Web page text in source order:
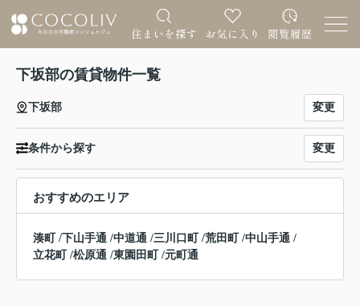
下坂部の賃貸物件一覧
下坂部 変更
条件から探す 変更
おすすめのエリア
湊町/下山手通 /中道通 /三川口町/荒田町/中山手通 /
立花町/松原通 /東園田町/元町通